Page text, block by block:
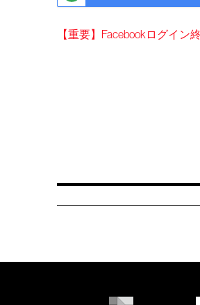
【重要】Facebookログイン